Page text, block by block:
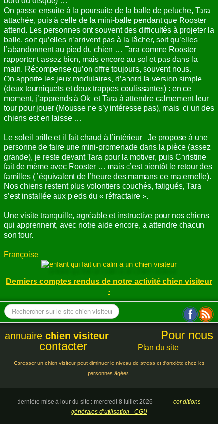
On passe ensuite à la poursuite de la balle de peluche, Tara
attachée, puis à celle de la mini-balle pendant que Rooster
attend. Les personnes ont souvent des difficultés à projeter la
balle, soit qu’elles n’arrivent pas à la lâcher, soit qu’elles
l’abandonnent au pied du chien … Tara comme Rooster
rapportent assez bien, mais encore au sol et pas dans la
main. Récompense qu’on offre toujours, souvent nous.
On apporte les jeux modulaires, d’abord la version simple
(deux tourniquets et deux trappes coulissantes) : en ce
moment, j’apprends à Oki et Tara à attendre calmement leur
tour pour jouer (Mousse ne s’y intéresse pas), mais ici un des
chiens est en laisse …
Le soleil brille et il fait chaud à l’intérieur ! Je propose à une
personne de faire une mini-promenade dans la pièce (assez
grande), je reste devant Tara pour la motiver, puis Christine
fait de même avec Rooster … mais c’est bientôt le retour des
familles (l’équivalent de l’heure des mamans de maternelle).
Nos chiens restent plus volontiers couchés, fatigués, Tara
s’est installée aux pieds du « réfractaire ».
Une visite tranquille, agréable et instructive pour nos chiens
qui apprennent, avec notre aide encore, à attendre chacun
son tour.
Françoise
Derniers comptes rendus de notre activité chien visiteur
-
annuaire chien visiteur
Pour nous
contacter
Plan du site
Caresser un chien visiteur peut diminuer le niveau de stress et d'anxiété chez les
personnes âgées.
dernière mise à jour du site : mercredi 8 juillet 2026 conditions
générales d’utilisation - CGU